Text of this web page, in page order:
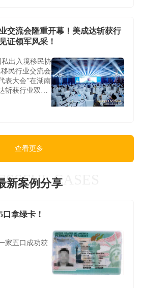
交流会隆重开幕！美成达斩获行
证领军风采！
出入境移民协
民行业交流会
表大会”在湖南
斩获行业双料
查看更多
CASES
新案例分享
拿绿卡！
家五口成功获